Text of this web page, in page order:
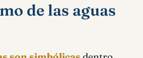
de las aguas